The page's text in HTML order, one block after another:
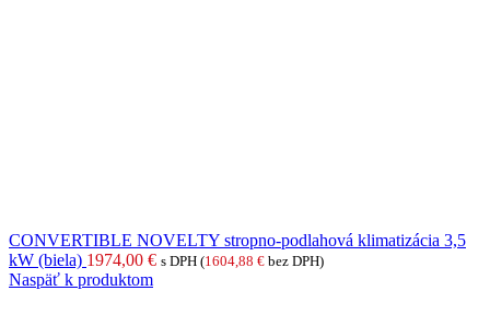
CONVERTIBLE NOVELTY stropno-podlahová klimatizácia 3,5
kW (biela) 1974,00 € s DPH (1604,88 € bez DPH)
Naspäť k produktom